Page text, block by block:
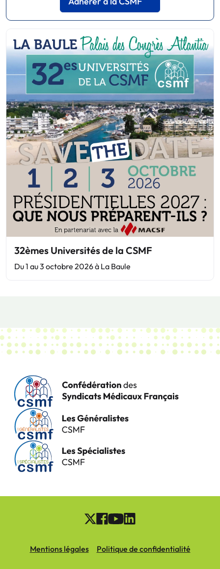
32èmes Universités de la CSMF
Du 1 au 3 octobre 2026 à La Baule
Mentions légales Politique de confidentialité